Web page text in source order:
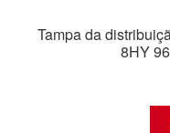
Tampa da
8HY